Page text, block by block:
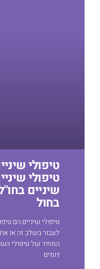
טיפולי
טיפולי
שיניים
בחול
טיפולי שיניים הם
לעבור בשלב זה או
המחיר של טיפולי
דומים